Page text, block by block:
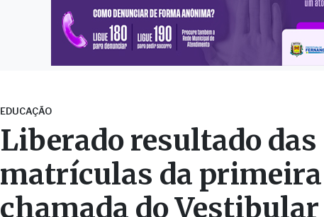
EDUCAÇÃO
Liberado resultado das
matrículas da primeira
chamada do Vestibular
Fatecs